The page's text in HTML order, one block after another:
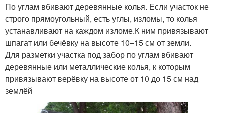
По углам вбивают деревянные колья. Если участок не
строго прямоугольный, есть углы, изломы, то колья
устанавливают на каждом изломе.К ним привязывают
шпагат или бечёвку на высоте 10–15 см от земли.
Для разметки участка под забор по углам вбивают
деревянные или металлические колья, к которым
привязывают верёвку на высоте от 10 до 15 см над
землёй